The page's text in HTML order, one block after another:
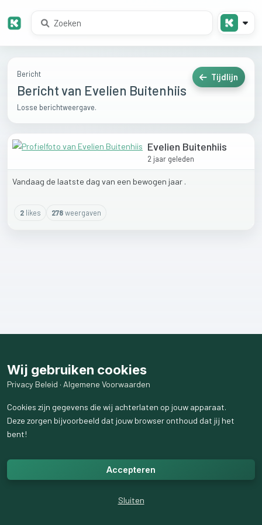
Bericht
Bericht van Evelien Buitenhiis
Losse berichtweergave.
Tijdlijn
Evelien Buitenhiis
2 jaar geleden
Vandaag de laatste dag van een bewogen jaar .
2likes 278weergaven
Wij gebruiken cookies
Privacy Beleid · Algemene Voorwaarden
Cookies zijn gegevens die wij achterlaten op jouw apparaat.
Deze zorgen bijvoorbeeld dat jouw browser onthoud dat jij het
bent!
Accepteren
Sluiten